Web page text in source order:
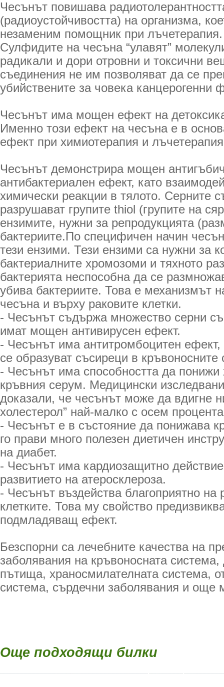
Чесънът повишава
(радиоустойчивостта) на организма,
незаменим помощник при лъчетерапия.
Сулфидите на чесъна “улавят”
радикали и дори отровни и токсични
съединения не им позволяват да се
убийствените за човека канцерогенни
Чесънът има мощен ефект на
Именно този ефект на чесъна е в
ефект при химиотерапия и
Чесънът демонстрира мощен
антибактериален ефект, като
химически реакции в тялото. Серните
разрушават групите thiol (групите на
ензимите, нужни за репродукцията
бактериите.По специфичен начин
тези ензими. Тези ензими са нужни за
бактериалните хромозоми и тяхното
бактерията неспособна да се
убива бактериите. Това е механизмът
чесъна и върху раковите клетки.
- Чесънът съдържа множество серни
имат мощен антивирусен ефект.
- Чесънът има антитромбоцитен ефект,
се образуват съсиреци в кръвоносните
- Чесънът има способността да понижи
кръвния серум. Медицински
доказали, че чесънът може да вдигне
холестерол” най-малко с осем
- Чесънът е в състояние да понижава
го прави много полезен диетичен
на диабет.
- Чесънът има кардиозащитно
развитието на атеросклероза.
- Чесънът въздейства благоприятно на
клетките. Това му свойство
подмладяващ ефект.
Безспорни са лечебните качества на
заболявания на кръвоносната система,
пътища, храносмилателната система,
система, сърдечни заболявания и още
Още подходящи билки